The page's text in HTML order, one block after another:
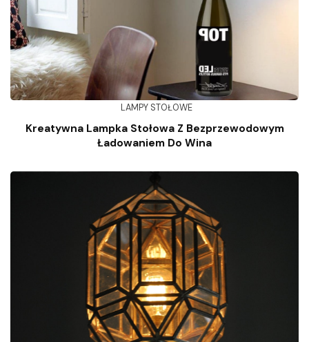
LAMPY STOŁOWE
Kreatywna Lampka Stołowa Z Bezprzewodowym
Ładowaniem Do Wina